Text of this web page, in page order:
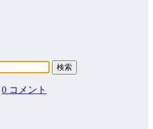
0 コメント